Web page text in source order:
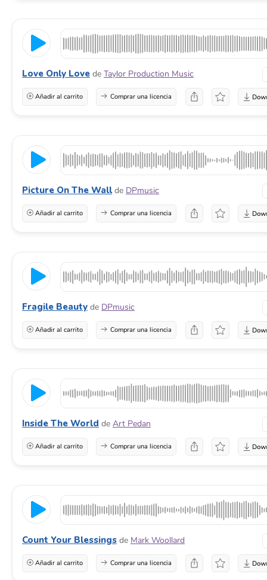
Love Only Love de Taylor Production Music
Añadir al carrito Comprar una licencia
Picture On The Wall de DPmusic
Añadir al carrito Comprar una licencia
Fragile Beauty de DPmusic
Añadir al carrito Comprar una licencia
Inside The World de Art Pedan
Añadir al carrito Comprar una licencia
Count Your Blessings de Mark Woollard
Añadir al carrito Comprar una licencia